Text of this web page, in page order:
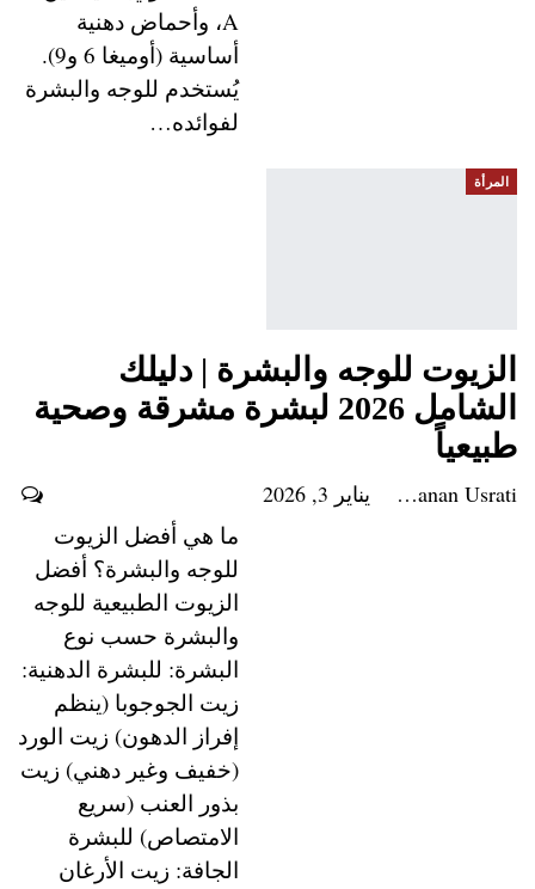
A، وأحماض دهنية
أساسية (أوميغا 6 و9).
يُستخدم للوجه والبشرة
لفوائده…
المرأة
الزيوت للوجه والبشرة | دليلك
الشامل 2026 لبشرة مشرقة وصحية
طبيعياً
Hanan Usrati يناير 3, 2026
ما هي أفضل الزيوت
للوجه والبشرة؟ أفضل
الزيوت الطبيعية للوجه
والبشرة حسب نوع
البشرة: للبشرة الدهنية:
زيت الجوجوبا (ينظم
إفراز الدهون) زيت الورد
(خفيف وغير دهني) زيت
بذور العنب (سريع
الامتصاص) للبشرة
الجافة: زيت الأرغان